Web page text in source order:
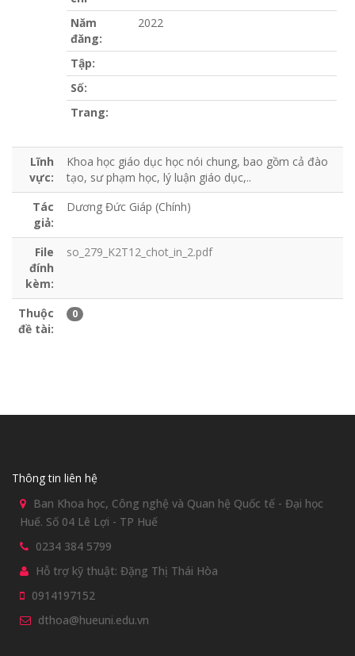
Năm
đăng:
2022
Tập:
Số:
Trang:
Lĩnh
vực:
Khoa học giáo dục học nói chung, bao gồm cả đào
tạo, sư phạm học, lý luận giáo dục,..
Tác
giả:
Dương Đức Giáp (Chính)
File
đính
kèm:
so_279_K2T12_chot_in_2.pdf
Thuộc
đề tài:
0
Thông tin liên hệ
Ban Khoa học, Công nghệ và Quan hệ Quốc tế - Đại học
Huế. Số 04 Lê Lợi - TP Huế
0234 384 5799
Hỗ trợ kỹ thuật: Đặng Thị Thái Hòa
0914197152
dthoa@hueuni.edu.vn